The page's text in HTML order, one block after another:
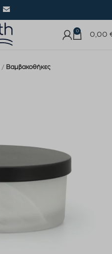
0 0,00
Βαμβακοθήκες